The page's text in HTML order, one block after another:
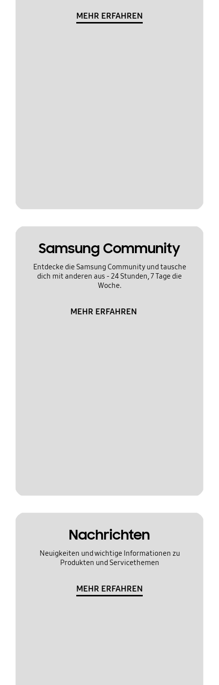
MEHR ERFAHREN
Samsung Community
Entdecke die Samsung Community und tausche
dich mit anderen aus - 24 Stunden, 7 Tage die
Woche.
MEHR ERFAHREN
Nachrichten
Neuigkeiten und wichtige Informationen zu
Produkten und Servicethemen
MEHR ERFAHREN